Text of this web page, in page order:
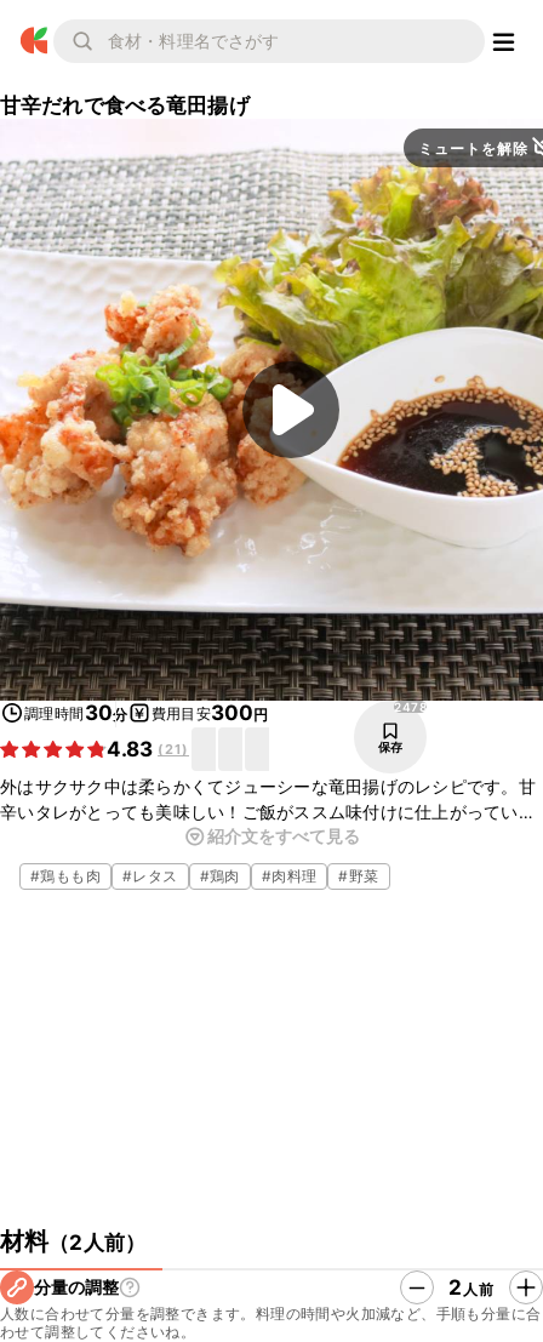
甘辛だれで食べる竜田揚げ
ミュートを解除
調理時間 30分 費用目安300円
4.83 (21)
2478
保存
外はサクサク中は柔らかくてジューシーな竜田揚げのレシピです。甘
辛いタレがとっても美味しい！ご飯がススム味付けに仕上がっていま
す。竜田揚げの下味も、片栗粉をまぶすのも、袋の中で全部済ませら
れるのでとっても簡単です。ぜひお試しくださいね。
紹介文をすべて見る
#鶏もも肉 #レタス #鶏肉 #肉料理 #野菜
材料（2人前）
分量の調整 2 人前
人数に合わせて分量を調整できます。料理の時間や火加減など、手順も分量に合
わせて調整してくださいね。